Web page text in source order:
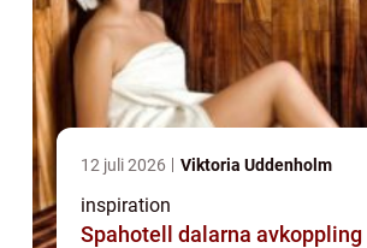
12 juli 2026 Viktoria Uddenholm
inspiration
Spahotell dalarna avkoppling bland